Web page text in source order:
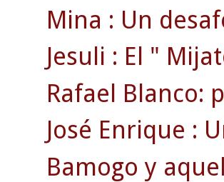
Mina : Un
Jesuli : El "
Rafael Blanco:
José Enrique :
Bamogo y